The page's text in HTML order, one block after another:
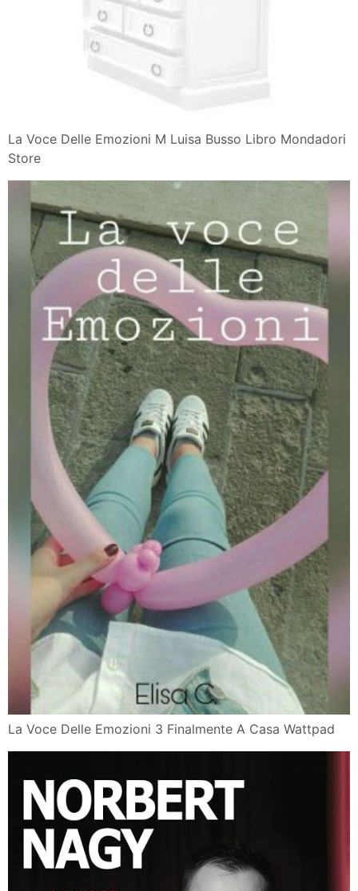
La Voce Delle Emozioni M Luisa Busso Libro Mondadori
Store
La Voce Delle Emozioni 3 Finalmente A Casa Wattpad